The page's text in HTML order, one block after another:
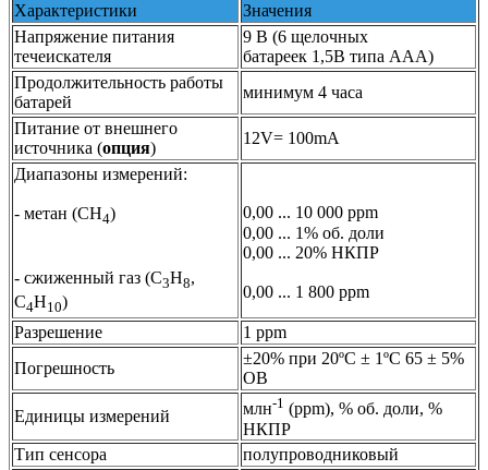
Характеристики
Значения
Напряжение питания
течеискателя
9 В (6 щелочных
батареек 1,5В типа ААА)
Продолжительность работы
батарей
минимум 4 часа
Питание от внешнего
источника (опция)
12V= 100mА
Диапазоны измерений:
- метан (СН4)
- сжиженный газ (С3Н8,
С4Н10)
0,00 ... 10 000 ppm
0,00 ... 1% об. доли
0,00 ... 20% НКПР
0,00 ... 1 800 ppm
Разрешение
1 ppm
Погрешность
±20% при 20ºС ± 1ºС 65 ± 5%
ОВ
Единицы измерений млн-1 (ppm), % об. доли, %
НКПР
Тип сенсора
полупроводниковый